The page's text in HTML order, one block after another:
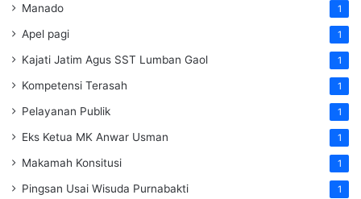
Manado 1
Apel pagi 1
Kajati Jatim Agus SST Lumban Gaol 1
Kompetensi Terasah 1
Pelayanan Publik 1
Eks Ketua MK Anwar Usman 1
Makamah Konsitusi 1
Pingsan Usai Wisuda Purnabakti 1